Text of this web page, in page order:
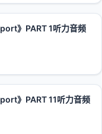
》PART 1听力音频
》PART 11听力音频